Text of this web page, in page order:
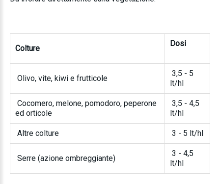
Colture
Dosi
Olivo, vite, kiwi e frutticole
3,5 - 5
lt/hl
Cocomero, melone, pomodoro, peperone
ed orticole
3,5 - 4,5
lt/hl
Altre colture 3 - 5 lt/hl
Serre (azione ombreggiante)
3 - 4,5
lt/hl